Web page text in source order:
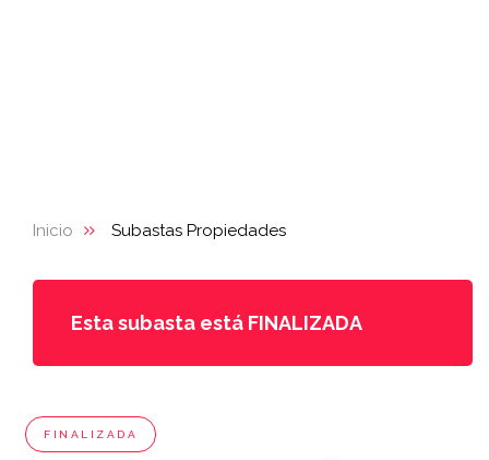
Inicio Subastas Propiedades
Esta subasta está FINALIZADA
FINALIZADA